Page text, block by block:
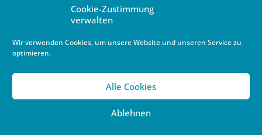
Cookie-Zustimmung
verwalten
Wir verwenden Cookies, um unsere Website und unseren Service zu
optimieren.
Alle Cookies
Ablehnen
Januar 2011
Dezember 2010
Oktober 2010
August 2010